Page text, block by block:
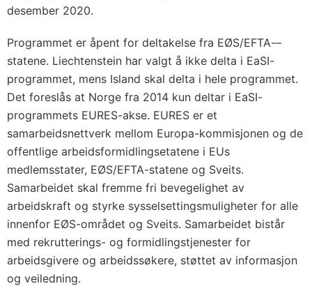
desember 2020.
Programmet er åpent for deltakelse fra EØS/EFTA-–
statene. Liechtenstein har valgt å ikke delta i EaSI-
programmet, mens Island skal delta i hele programmet.
Det foreslås at Norge fra 2014 kun deltar i EaSI-
programmets EURES-akse. EURES er et
samarbeidsnettverk mellom Europa-kommisjonen og de
offentlige arbeidsformidlingsetatene i EUs
medlemsstater, EØS/EFTA-statene og Sveits.
Samarbeidet skal fremme fri bevegelighet av
arbeidskraft og styrke sysselsettingsmuligheter for alle
innenfor EØS-området og Sveits. Samarbeidet bistår
med rekrutterings- og formidlingstjenester for
arbeidsgivere og arbeidssøkere, støttet av informasjon
og veiledning.